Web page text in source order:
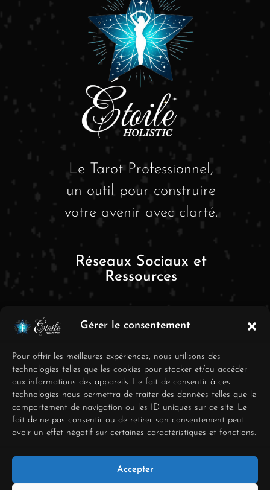
Gérer le consentement
Pour offrir les meilleures expériences, nous utilisons des
technologies telles que les cookies pour stocker et/ou accéder
aux informations des appareils. Le fait de consentir à ces
technologies nous permettra de traiter des données telles que le
comportement de navigation ou les ID uniques sur ce site. Le
fait de ne pas consentir ou de retirer son consentement peut
avoir un effet négatif sur certaines caractéristiques et fonctions.
Accepter
Le Tarot Professionnel,
un outil pour construire
votre avenir avec clarté.
Réseaux Sociaux et
Ressources
FAQ
Mentions Légales
Conditions générales de
vente
Déclaration de